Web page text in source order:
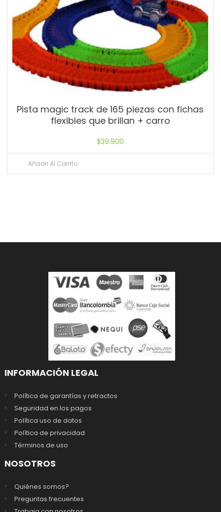
Pista magic track de 165 piezas con fichas
flexibles que brillan + carro
$39.900
Añadir Al Carrito
INFORMACIÓN LEGAL
Política de garantías y retractos
Seguridad en los pagos
Política uso de datos
Política de privacidad
Términos de uso
NOSOTROS
Quiénes somos?
Preguntas frecuentes